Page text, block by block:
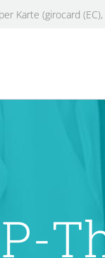
Karte (girocard